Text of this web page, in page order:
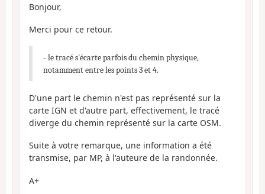
Bonjour,
Merci pour ce retour.
- le tracé s'écarte parfois du chemin physique,
notamment entre les points 3 et 4.
D'une part le chemin n'est pas représenté sur la
carte IGN et d'autre part, effectivement, le tracé
diverge du chemin représenté sur la carte OSM.
Suite à votre remarque, une information a été
transmise, par MP, à l'auteure de la randonnée.
A+